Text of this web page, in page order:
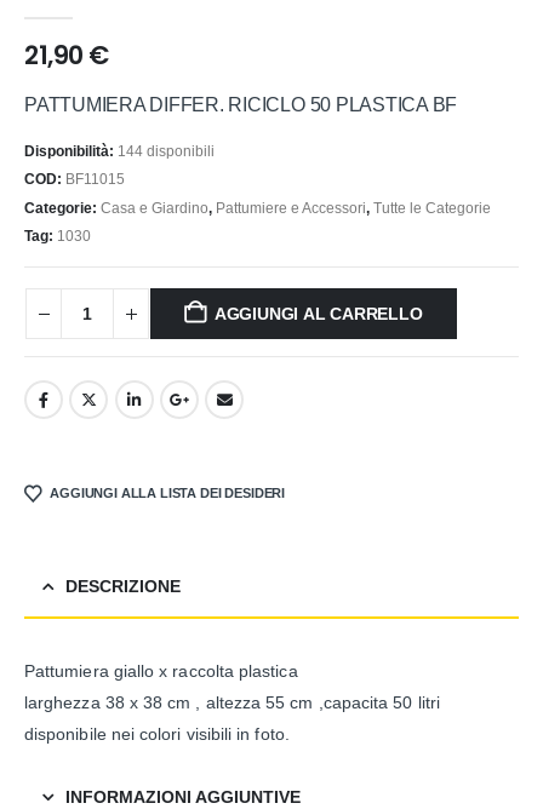
21,90 €
PATTUMIERA DIFFER. RICICLO 50 PLASTICA BF
Disponibilità: 144 disponibili
COD: BF11015
Categorie: Casa e Giardino, Pattumiere e Accessori, Tutte le Categorie
Tag: 1030
AGGIUNGI AL CARRELLO
AGGIUNGI ALLA LISTA DEI DESIDERI
DESCRIZIONE
Pattumiera giallo x raccolta plastica
larghezza 38 x 38 cm , altezza 55 cm ,capacita 50 litri
disponibile nei colori visibili in foto.
INFORMAZIONI AGGIUNTIVE